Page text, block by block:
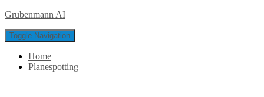
Grubenmann AI
Toggle Navigation
Home
Planespotting